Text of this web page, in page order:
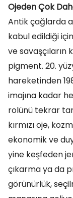
Ojeden Çok
Antik çağlarda
kabul edildiği
ve savaşçıların
pigment. 20.
hareketinden
imajına kadar
rolünü tekrar
kırmızı oje,
ekonomik ve
yine keşfeden
çıkarma ya da
görünürlük,